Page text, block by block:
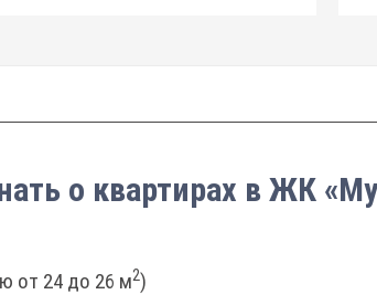
о квартирах в ЖК
от 24 до 26 м2)